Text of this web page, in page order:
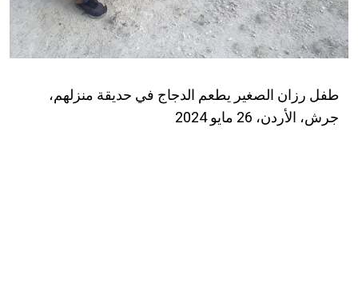
طفل رزان الصغير يطعم الدجاج في حديقة منزلهم،
جرش، الأردن، 26 مايو 2024